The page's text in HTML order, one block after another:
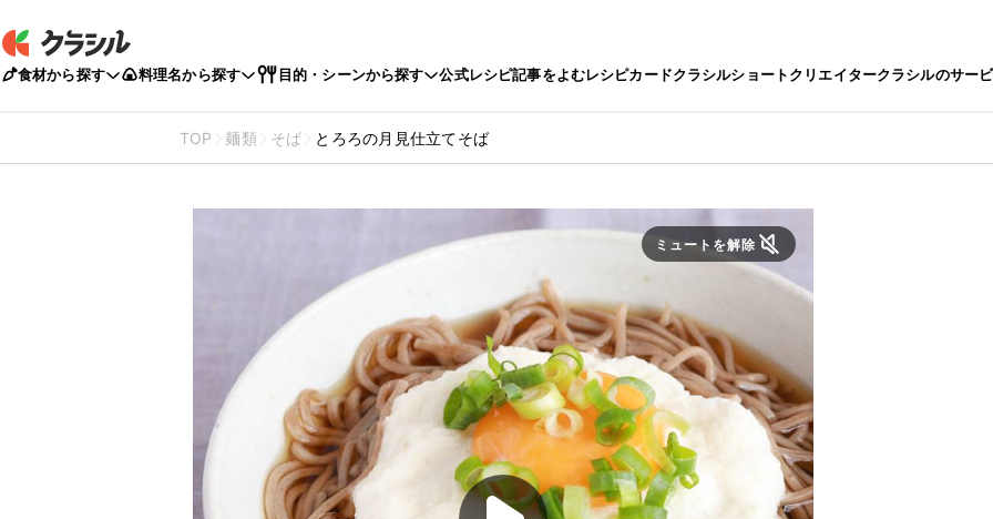
食材から探す 料理名から探す 目的・シーンから探す 公式レシピ記事をよむレシピカードクラシルショートクリエイタークラシルのサー
TOP 麺類 そば とろろの月見仕立てそば
ミュートを解除